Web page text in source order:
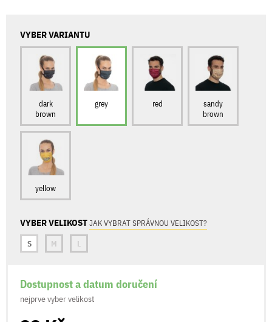
VYBER VARIANTU
dark
brown
grey red
sandy
brown
yellow
VYBER VELIKOSTJAK VYBRAT SPRÁVNOU VELIKOST?
S
M L
Dostupnost a datum doručení
nejprve vyber velikost